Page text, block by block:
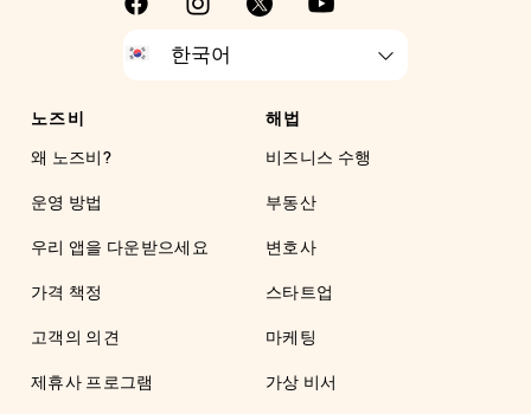
노즈비
왜 노즈비?
운영 방법
우리 앱을 다운받으세요
가격 책정
고객의 의견
제휴사 프로그램
해법
비즈니스 수행
부동산
변호사
스타트업
마케팅
가상 비서